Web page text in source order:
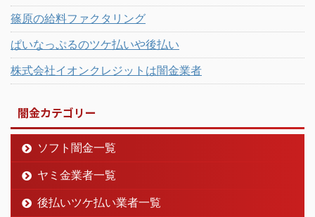
篠原の給料ファクタリング
ぱいなっぷるのツケ払いや後払い
株式会社イオンクレジットは闇金業者
闇金カテゴリー
ソフト闇金一覧
ヤミ金業者一覧
後払いツケ払い業者一覧